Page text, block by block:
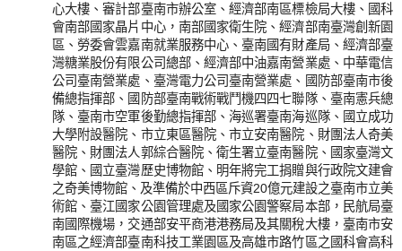
心大樓、審計部臺南市辦公室、經濟部南區標檢局大樓、國科
會南部國家晶片中心，南部國家衛生院、經濟部南臺灣創新園
區、勞委會雲嘉南就業服務中心、臺南國有財產局、經濟部臺
灣糖業股份有限公司總部、經濟部中油嘉南營業處、中華電信
公司臺南營業處、臺灣電力公司臺南營業處、國防部臺南市後
備總指揮部、國防部臺南戰術戰鬥機四四七聯隊、臺南憲兵總
隊、臺南市空軍後勤總指揮部、海巡署臺南海巡隊、國立成功
大學附設醫院、市立東區醫院、市立安南醫院、財團法人奇美
醫院、財團法人郭綜合醫院、衛生署立臺南醫院、國家臺灣文
學館、國立臺灣歷史博物館、明年將完工捐贈與行政院文建會
之奇美博物館、及準備於中西區斥資20億元建設之臺南市立美
術館、臺江國家公園管理處及國家公園警察局本部，民航局臺
南國際機場，交通部安平商港港務局及其關稅大樓，臺南市安
南區之經濟部臺南科技工業園區及高雄市路竹區之國科會高科